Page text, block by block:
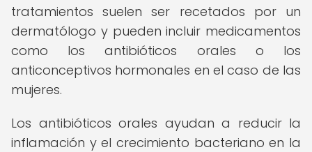
tratamientos suelen ser recetados por un
dermatólogo y pueden incluir medicamentos
como los antibióticos orales o los
anticonceptivos hormonales en el caso de las
mujeres.
Los antibióticos orales ayudan a reducir la
inflamación y el crecimiento bacteriano en la